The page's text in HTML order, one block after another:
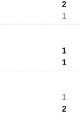
2
1
1
1
1
2